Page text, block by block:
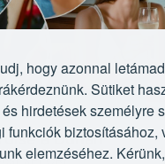
hogy azonnal
Sütiket
hirdetések személyre
funkciók biztosításához,
elemzéséhez.
Gyönyörű látnivalókkal
a Dunán
XPLORE